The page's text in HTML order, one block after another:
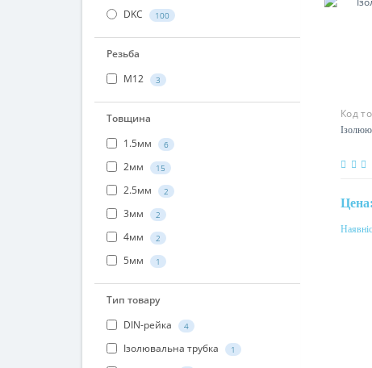
Всі
DKC
100
Резьба
М12
3
Товщина
1.5мм
6
2мм 15
2.5мм 2
3мм 2
4мм 2
5мм 1
Тип товару
DIN-рейка
4
Код
Цена: